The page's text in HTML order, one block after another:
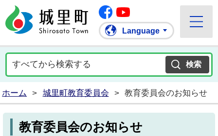
城里町ホームページ
Facebook
Language
ホーム > 城里町教育委員会 > 教育委員会のお知らせ
教育委員会のお知らせ